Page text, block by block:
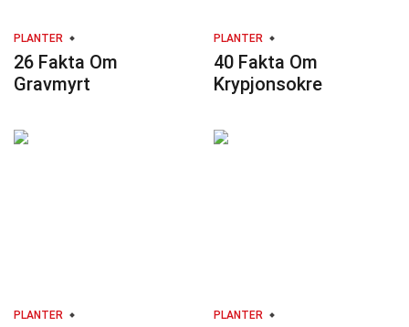
PLANTER
26 Fakta Om
Gravmyrt
PLANTER
40 Fakta Om
Krypjonsokre
PLANTER PLANTER